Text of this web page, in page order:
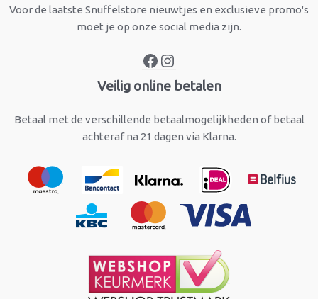
Voor de laatste Snuffelstore nieuwtjes en exclusieve promo's
moet je op onze social media zijn.
Veilig online betalen
Betaal met de verschillende betaalmogelijkheden of betaal
achteraf na 21 dagen via Klarna.